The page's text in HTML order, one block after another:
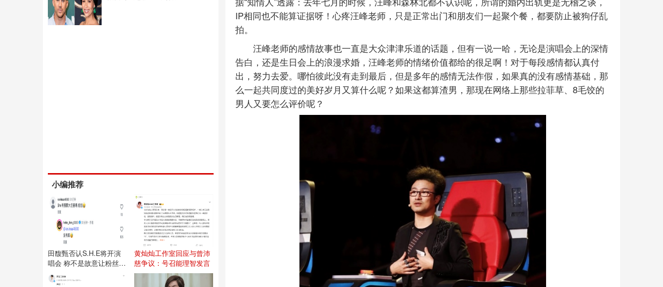
小编推荐
田馥甄否认S.H.E将开演
唱会 称不是故意让粉丝失
望
黄灿灿工作室回应与曾沛
慈争议：号召能理智发言
IP相同也不能算证据呀！心疼汪峰老师，只是正常出门和朋友们一起聚个餐，都要防止被狗仔乱
拍。
汪峰老师的感情故事也一直是大众津津乐道的话题，但有一说一哈，无论是演唱会上的深情
告白，还是生日会上的浪漫求婚，汪峰老师的情绪价值都给的很足啊！对于每段感情都认真付
出，努力去爱。哪怕彼此没有走到最后，但是多年的感情无法作假，如果真的没有感情基础，那
么一起共同度过的美好岁月又算什么呢？如果这都算渣男，那现在网络上那些拉菲草、8毛饺的
男人又要怎么评价呢？